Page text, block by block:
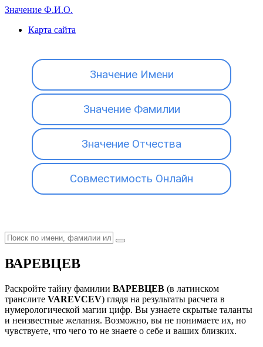
Значение Ф.И.О.
Карта сайта
Значение Имени
Значение Фамилии
Значение Отчества
Совместимость Онлайн
ВАРЕВЦЕВ
Раскройте тайну фамилии ВАРЕВЦЕВ (в латинском
транслите VAREVCEV) глядя на результаты расчета в
нумерологической магии цифр. Вы узнаете скрытые таланты
и неизвестные желания. Возможно, вы не понимаете их, но
чувствуете, что чего то не знаете о себе и ваших близких.